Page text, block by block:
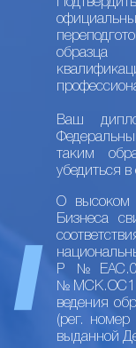
Ваш
таким
убедиться в
О высоком
Бизнеса
Р
ведения
(рег.
выданной